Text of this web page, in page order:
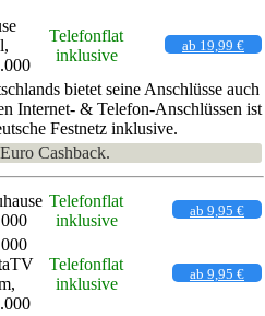
Telefonflat
inklusive
ab 19,99 €
bietet seine Anschlüsse auch
Internet- & Telefon-Anschlüssen ist
Festnetz inklusive.
Cashback.
Telefonflat
inklusive
ab 9,95 €
Telefonflat
inklusive
ab 9,95 €